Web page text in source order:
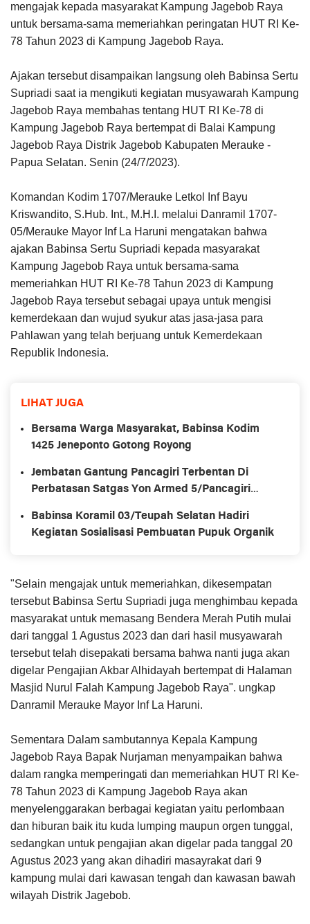
mengajak kepada masyarakat Kampung Jagebob Raya
untuk bersama-sama memeriahkan peringatan HUT RI Ke-
78 Tahun 2023 di Kampung Jagebob Raya.
Ajakan tersebut disampaikan langsung oleh Babinsa Sertu
Supriadi saat ia mengikuti kegiatan musyawarah Kampung
Jagebob Raya membahas tentang HUT RI Ke-78 di
Kampung Jagebob Raya bertempat di Balai Kampung
Jagebob Raya Distrik Jagebob Kabupaten Merauke -
Papua Selatan. Senin (24/7/2023).
Komandan Kodim 1707/Merauke Letkol Inf Bayu
Kriswandito, S.Hub. Int., M.H.I. melalui Danramil 1707-
05/Merauke Mayor Inf La Haruni mengatakan bahwa
ajakan Babinsa Sertu Supriadi kepada masyarakat
Kampung Jagebob Raya untuk bersama-sama
memeriahkan HUT RI Ke-78 Tahun 2023 di Kampung
Jagebob Raya tersebut sebagai upaya untuk mengisi
kemerdekaan dan wujud syukur atas jasa-jasa para
Pahlawan yang telah berjuang untuk Kemerdekaan
Republik Indonesia.
LIHAT JUGA
Bersama Warga Masyarakat, Babinsa Kodim
1425 Jeneponto Gotong Royong
Jembatan Gantung Pancagiri Terbentan Di
Perbatasan Satgas Yon Armed 5/Pancagiri
Babinsa Koramil 03/Teupah Selatan Hadiri
Kegiatan Sosialisasi Pembuatan Pupuk Organik
"Selain mengajak untuk memeriahkan, dikesempatan
tersebut Babinsa Sertu Supriadi juga menghimbau kepada
masyarakat untuk memasang Bendera Merah Putih mulai
dari tanggal 1 Agustus 2023 dan dari hasil musyawarah
tersebut telah disepakati bersama bahwa nanti juga akan
digelar Pengajian Akbar Alhidayah bertempat di Halaman
Masjid Nurul Falah Kampung Jagebob Raya". ungkap
Danramil Merauke Mayor Inf La Haruni.
Sementara Dalam sambutannya Kepala Kampung
Jagebob Raya Bapak Nurjaman menyampaikan bahwa
dalam rangka memperingati dan memeriahkan HUT RI Ke-
78 Tahun 2023 di Kampung Jagebob Raya akan
menyelenggarakan berbagai kegiatan yaitu perlombaan
dan hiburan baik itu kuda lumping maupun orgen tunggal,
sedangkan untuk pengajian akan digelar pada tanggal 20
Agustus 2023 yang akan dihadiri masayrakat dari 9
kampung mulai dari kawasan tengah dan kawasan bawah
wilayah Distrik Jagebob.